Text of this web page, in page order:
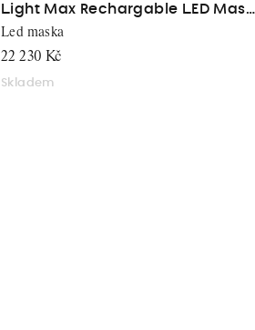
Light Max Rechargable LED Mask
2.0
22 230 Kč
Skladem
Led maska